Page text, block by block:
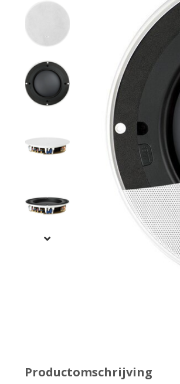
Productomschrijving